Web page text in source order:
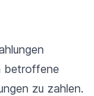
betroffene
zu zahlen.